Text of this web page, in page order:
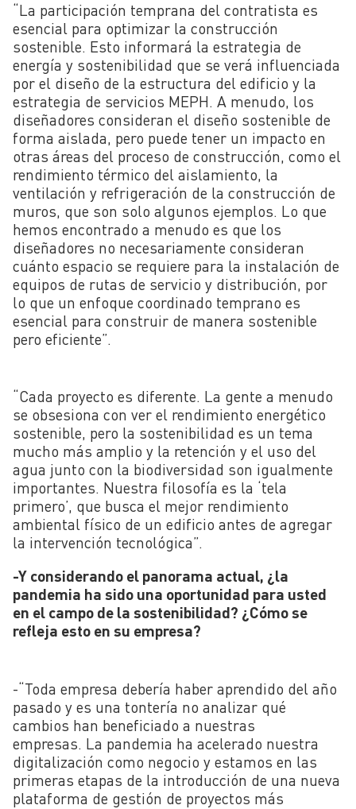
“La participación temprana del contratista es
esencial para optimizar la construcción
sostenible. Esto informará la estrategia de
energía y sostenibilidad que se verá influenciada
por el diseño de la estructura del edificio y la
estrategia de servicios MEPH. A menudo, los
diseñadores consideran el diseño sostenible de
forma aislada, pero puede tener un impacto en
otras áreas del proceso de construcción, como el
rendimiento térmico del aislamiento, la
ventilación y refrigeración de la construcción de
muros, que son solo algunos ejemplos. Lo que
hemos encontrado a menudo es que los
diseñadores no necesariamente consideran
cuánto espacio se requiere para la instalación de
equipos de rutas de servicio y distribución, por
lo que un enfoque coordinado temprano es
esencial para construir de manera sostenible
pero eficiente”.
“Cada proyecto es diferente. La gente a menudo
se obsesiona con ver el rendimiento energético
sostenible, pero la sostenibilidad es un tema
mucho más amplio y la retención y el uso del
agua junto con la biodiversidad son igualmente
importantes. Nuestra filosofía es la ‘tela
primero’, que busca el mejor rendimiento
ambiental físico de un edificio antes de agregar
la intervención tecnológica”.
-Y considerando el panorama actual, ¿la
pandemia ha sido una oportunidad para usted
en el campo de la sostenibilidad? ¿Cómo se
refleja esto en su empresa?
-“Toda empresa debería haber aprendido del año
pasado y es una tontería no analizar qué
cambios han beneficiado a nuestras
empresas. La pandemia ha acelerado nuestra
digitalización como negocio y estamos en las
primeras etapas de la introducción de una nueva
plataforma de gestión de proyectos más